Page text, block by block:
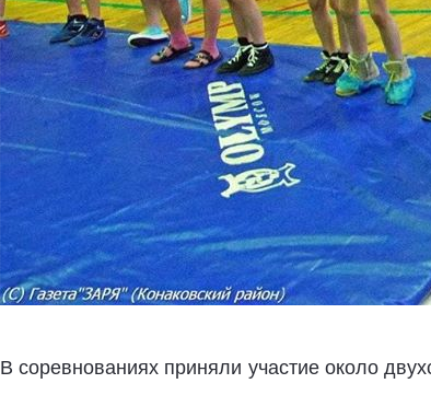
В соревнованиях приняли участие около